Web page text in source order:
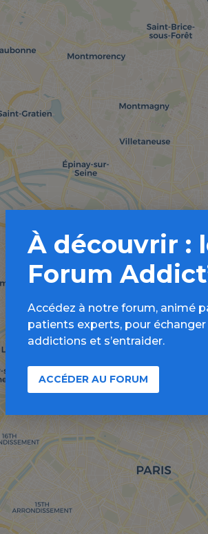
À découvrir :
Forum
Accédez à notre forum, animé
patients experts, pour échanger
addictions et s’entraider.
ACCÉDER AU FORUM